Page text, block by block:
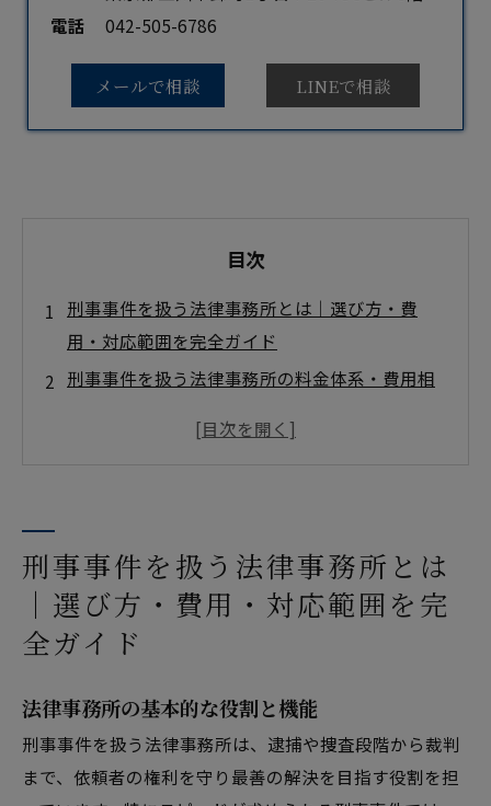
電話
042-505-6786
メールで相談 LINEで相談
目次
刑事事件を扱う法律事務所とは｜選び方・費
用・対応範囲を完全ガイド
刑事事件を扱う法律事務所の料金体系・費用相
フロー
事務所概要
刑事事件を扱う法律事務所とは
｜選び方・費用・対応範囲を完
全ガイド
法律事務所の基本的な役割と機能
刑事事件を扱う法律事務所は、逮捕や捜査段階から裁判
まで、依頼者の権利を守り最善の解決を目指す役割を担